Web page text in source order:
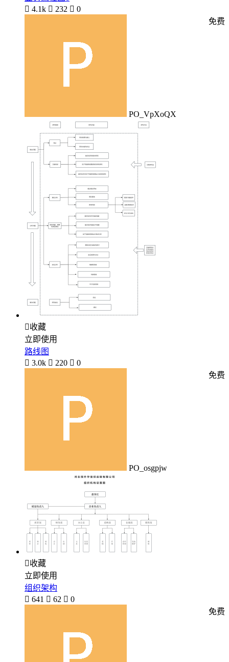
 4.1k  232  0
PO_VpXoQX
免费
收藏
立即使用
路线图
 3.0k  220  0
PO_osgpjw
免费
收藏
立即使用
组织架构
 641  62  0
免费